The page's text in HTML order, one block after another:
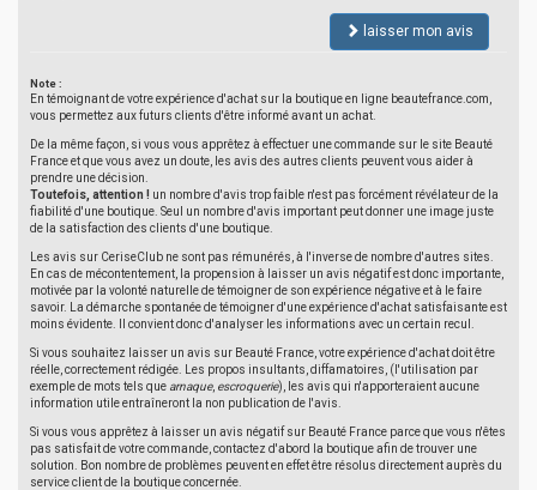
laisser mon avis
Note :
En témoignant de votre expérience d'achat sur la boutique en ligne beautefrance.com,
vous permettez aux futurs clients d'être informé avant un achat.
De la même façon, si vous vous apprêtez à effectuer une commande sur le site Beauté
France et que vous avez un doute, les avis des autres clients peuvent vous aider à
prendre une décision.
Toutefois, attention ! un nombre d'avis trop faible n'est pas forcément révélateur de la
fiabilité d'une boutique. Seul un nombre d'avis important peut donner une image juste
de la satisfaction des clients d'une boutique.
Les avis sur CeriseClub ne sont pas rémunérés, à l'inverse de nombre d'autres sites.
En cas de mécontentement, la propension à laisser un avis négatif est donc importante,
motivée par la volonté naturelle de témoigner de son expérience négative et à le faire
savoir. La démarche spontanée de témoigner d'une expérience d'achat satisfaisante est
moins évidente. Il convient donc d'analyser les informations avec un certain recul.
Si vous souhaitez laisser un avis sur Beauté France, votre expérience d'achat doit être
réelle, correctement rédigée. Les propos insultants, diffamatoires, (l'utilisation par
exemple de mots tels que arnaque, escroquerie), les avis qui n'apporteraient aucune
information utile entraîneront la non publication de l'avis.
Si vous vous apprêtez à laisser un avis négatif sur Beauté France parce que vous n'êtes
pas satisfait de votre commande, contactez d'abord la boutique afin de trouver une
solution. Bon nombre de problèmes peuvent en effet être résolus directement auprès du
service client de la boutique concernée.